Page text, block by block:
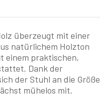
überzeugt mit einer
natürlichem Holzton
einem praktischen,
Dank der
der Stuhl an die Größe
mühelos mit.